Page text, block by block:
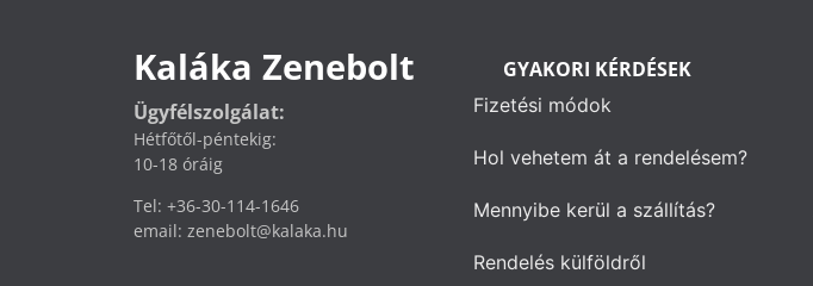
Kaláka Zenebolt
Ügyfélszolgálat:
Hétfőtől-péntekig:
10-18 óráig
Tel: +36-30-114-1646
email: zenebolt@kalaka.hu
GYAKORI KÉRDÉSEK
Fizetési módok
Hol vehetem át a rendelésem?
Mennyibe kerül a szállítás?
Rendelés külföldről